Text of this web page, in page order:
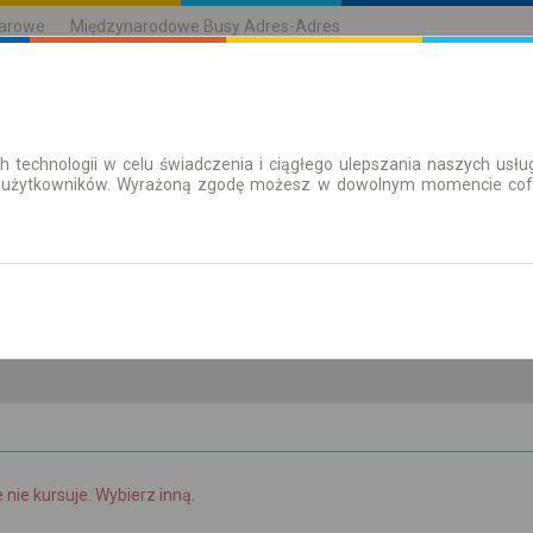
Międzynarodowe Busy Adres-Adres
| Bilety Bilety okresowe
kursuje. Wybierz inną.
technologii w celu świadczenia i ciągłego ulepszania naszych
Wyrażoną zgodę możesz w dowolnym momencie